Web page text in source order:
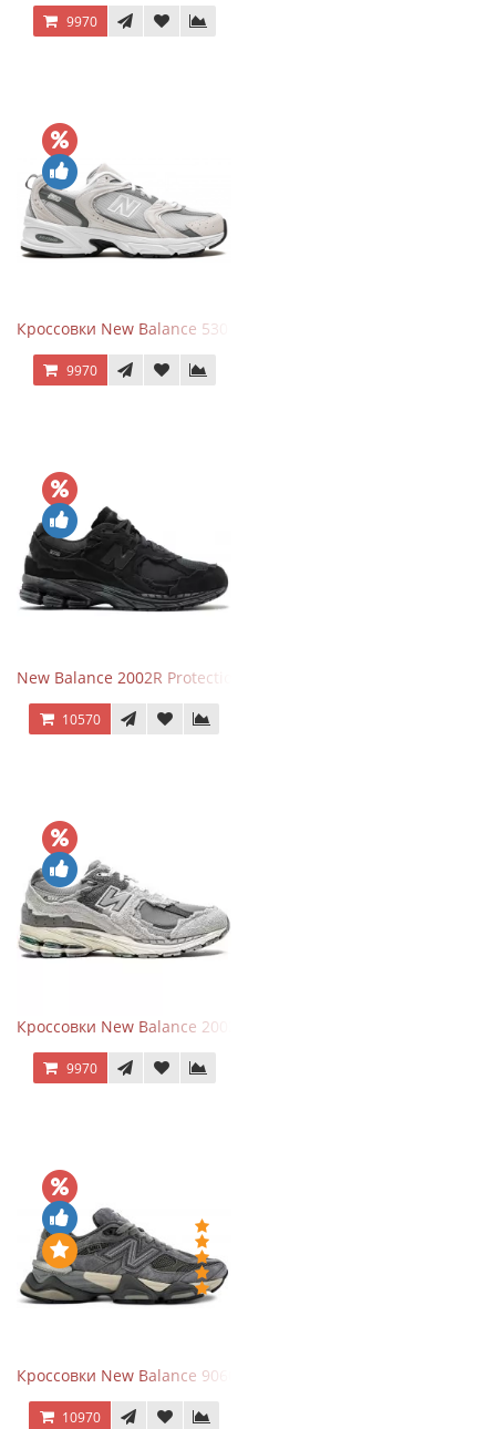
9970
Кроссовки New Balance 530 Grey Matter Harbor Grey
9970
New Balance 2002R Protection Phantom Black
10570
Кроссовки New Balance 2002R Protection Pack Grey
9970
Кроссовки New Balance 9060 x Joe Freshgoods Dark Grey
10970